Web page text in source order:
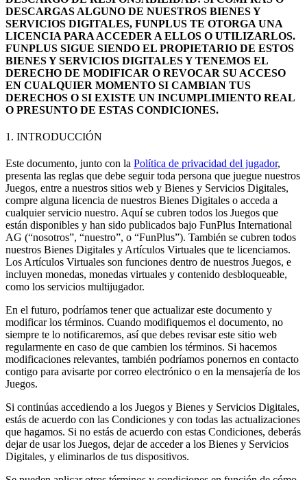
DESCARGAS ALGUNO DE NUESTROS BIENES Y
SERVICIOS DIGITALES, FUNPLUS TE OTORGA UNA
LICENCIA PARA ACCEDER A ELLOS O UTILIZARLOS.
FUNPLUS SIGUE SIENDO EL PROPIETARIO DE ESTOS
BIENES Y SERVICIOS DIGITALES Y TENEMOS EL
DERECHO DE MODIFICAR O REVOCAR SU ACCESO
EN CUALQUIER MOMENTO SI CAMBIAN TUS
DERECHOS O SI EXISTE UN INCUMPLIMIENTO REAL
O PRESUNTO DE ESTAS CONDICIONES.
1. INTRODUCCIÓN
Este documento, junto con la Política de privacidad del jugador,
presenta las reglas que debe seguir toda persona que juegue nuestros
Juegos, entre a nuestros sitios web y Bienes y Servicios Digitales,
compre alguna licencia de nuestros Bienes Digitales o acceda a
cualquier servicio nuestro. Aquí se cubren todos los Juegos que
están disponibles y han sido publicados bajo FunPlus International
AG (“nosotros”, “nuestro”, o “FunPlus”). También se cubren todos
nuestros Bienes Digitales y Artículos Virtuales que te licenciamos.
Los Artículos Virtuales son funciones dentro de nuestros Juegos, e
incluyen monedas, monedas virtuales y contenido desbloqueable,
como los servicios multijugador.
En el futuro, podríamos tener que actualizar este documento y
modificar los términos. Cuando modifiquemos el documento, no
siempre te lo notificaremos, así que debes revisar este sitio web
regularmente en caso de que cambien los términos. Si hacemos
modificaciones relevantes, también podríamos ponernos en contacto
contigo para avisarte por correo electrónico o en la mensajería de los
Juegos.
Si continúas accediendo a los Juegos y Bienes y Servicios Digitales,
estás de acuerdo con las Condiciones y con todas las actualizaciones
que hagamos. Si no estás de acuerdo con estas Condiciones, deberás
dejar de usar los Juegos, dejar de acceder a los Bienes y Servicios
Digitales, y eliminarlos de tus dispositivos.